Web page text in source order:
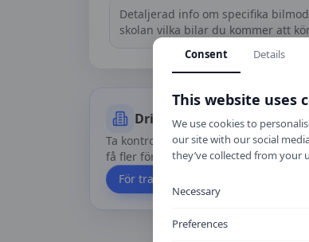
Detaljerad info om specifika
skolan vilka bilar du kommer att
Driver du trafikskolan?
Ta kontroll över din profil, uppdatera
få fler förfrågningar via
För trafikskolor
Consent Details
This website uses
We use cookies to
our site with our social
they’ve collected from your
Necessary
Preferences